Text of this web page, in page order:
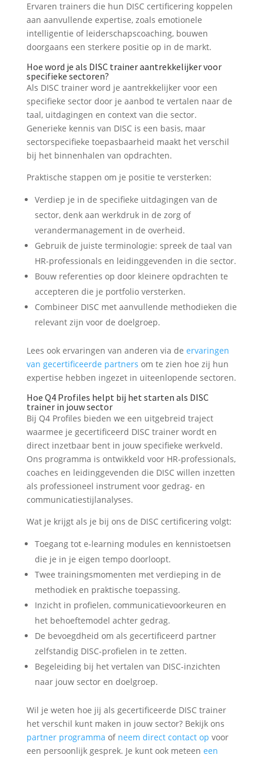
Ervaren trainers die hun DISC certificering koppelen
aan aanvullende expertise, zoals emotionele
intelligentie of leiderschapscoaching, bouwen
doorgaans een sterkere positie op in de markt.
Hoe word je als DISC trainer aantrekkelijker voor
specifieke sectoren?
Als DISC trainer word je aantrekkelijker voor een
specifieke sector door je aanbod te vertalen naar de
taal, uitdagingen en context van die sector.
Generieke kennis van DISC is een basis, maar
sectorspecifieke toepasbaarheid maakt het verschil
bij het binnenhalen van opdrachten.
Praktische stappen om je positie te versterken:
Verdiep je in de specifieke uitdagingen van de
sector, denk aan werkdruk in de zorg of
verandermanagement in de overheid.
Gebruik de juiste terminologie: spreek de taal van
HR-professionals en leidinggevenden in die sector.
Bouw referenties op door kleinere opdrachten te
accepteren die je portfolio versterken.
Combineer DISC met aanvullende methodieken die
relevant zijn voor de doelgroep.
Lees ook ervaringen van anderen via de ervaringen
van gecertificeerde partners om te zien hoe zij hun
expertise hebben ingezet in uiteenlopende sectoren.
Hoe Q4 Profiles helpt bij het starten als DISC
trainer in jouw sector
Bij Q4 Profiles bieden we een uitgebreid traject
waarmee je gecertificeerd DISC trainer wordt en
direct inzetbaar bent in jouw specifieke werkveld.
Ons programma is ontwikkeld voor HR-professionals,
coaches en leidinggevenden die DISC willen inzetten
als professioneel instrument voor gedrag- en
communicatiestijlanalyses.
Wat je krijgt als je bij ons de DISC certificering volgt:
Toegang tot e-learning modules en kennistoetsen
die je in je eigen tempo doorloopt.
Twee trainingsmomenten met verdieping in de
methodiek en praktische toepassing.
Inzicht in profielen, communicatievoorkeuren en
het behoeftemodel achter gedrag.
De bevoegdheid om als gecertificeerd partner
zelfstandig DISC-profielen in te zetten.
Begeleiding bij het vertalen van DISC-inzichten
naar jouw sector en doelgroep.
Wil je weten hoe jij als gecertificeerde DISC trainer
het verschil kunt maken in jouw sector? Bekijk ons
partner programma of neem direct contact op voor
een persoonlijk gesprek. Je kunt ook meteen een